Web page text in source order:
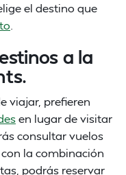
el destino que
a la
viajar, prefieren
en lugar de visitar
consultar vuelos
la combinación
podrás reservar